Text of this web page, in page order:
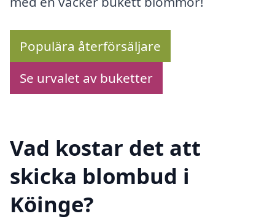
Populära återförsäljare
Se urvalet av buketter
Vad kostar det att
skicka blombud i
Köinge?